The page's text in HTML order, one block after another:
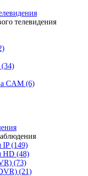
телевидения
CAM (6)
IP (149)
HD (48)
(73)
(21)